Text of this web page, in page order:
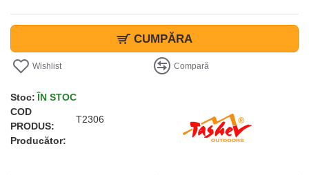
CUMPĂRA
Wishlist Compară
Stoc: ÎN STOC
COD
PRODUS:
T2306
Producător: